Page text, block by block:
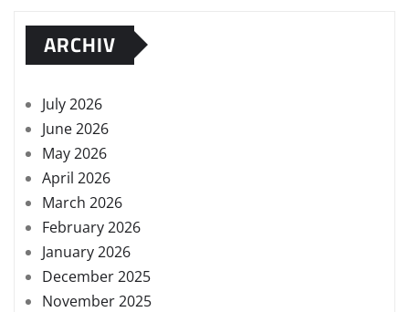
ARCHIV
July 2026
June 2026
May 2026
April 2026
March 2026
February 2026
January 2026
December 2025
November 2025